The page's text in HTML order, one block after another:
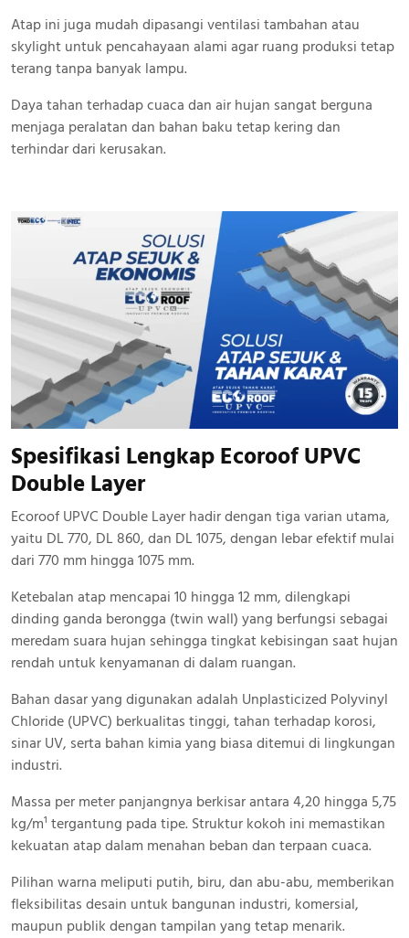
Atap ini juga mudah dipasangi ventilasi tambahan atau
skylight untuk pencahayaan alami agar ruang produksi tetap
terang tanpa banyak lampu.
Daya tahan terhadap cuaca dan air hujan sangat berguna
menjaga peralatan dan bahan baku tetap kering dan
terhindar dari kerusakan.
Spesifikasi Lengkap Ecoroof UPVC
Double Layer
Ecoroof UPVC Double Layer hadir dengan tiga varian utama,
yaitu DL 770, DL 860, dan DL 1075, dengan lebar efektif mulai
dari 770 mm hingga 1075 mm.
Ketebalan atap mencapai 10 hingga 12 mm, dilengkapi
dinding ganda berongga (twin wall) yang berfungsi sebagai
meredam suara hujan sehingga tingkat kebisingan saat hujan
rendah untuk kenyamanan di dalam ruangan.
Bahan dasar yang digunakan adalah Unplasticized Polyvinyl
Chloride (UPVC) berkualitas tinggi, tahan terhadap korosi,
sinar UV, serta bahan kimia yang biasa ditemui di lingkungan
industri.
Massa per meter panjangnya berkisar antara 4,20 hingga 5,75
kg/m¹ tergantung pada tipe. Struktur kokoh ini memastikan
kekuatan atap dalam menahan beban dan terpaan cuaca.
Pilihan warna meliputi putih, biru, dan abu-abu, memberikan
fleksibilitas desain untuk bangunan industri, komersial,
maupun publik dengan tampilan yang tetap menarik.